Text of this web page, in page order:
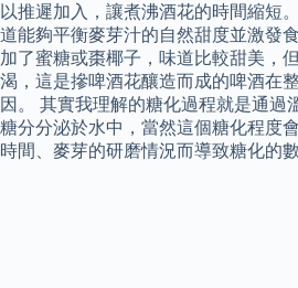
以推遲加入，讓煮沸酒花的時間縮短
道能夠平衡麥芽汁的自然甜度並激發
加了蜜糖或棗椰子，味道比較甜美，
渴，這是摻啤酒花釀造而成的啤酒在
因。 其實我理解的糖化過程就是通過
糖分分泌於水中，當然這個糖化程度
時間、麥芽的研磨情況而導致糖化的